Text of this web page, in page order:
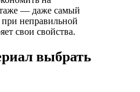
— даже самый
неправильной
свои свойства.
выбрать